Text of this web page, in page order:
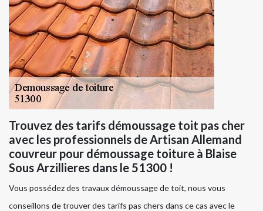
Trouvez des tarifs démoussage toit pas cher
avec les professionnels de Artisan Allemand
couvreur pour démoussage toiture à Blaise
Sous Arzillieres dans le 51300 !
Vous possédez des travaux démoussage de toit, nous vous
conseillons de trouver des tarifs pas chers dans ce cas avec le